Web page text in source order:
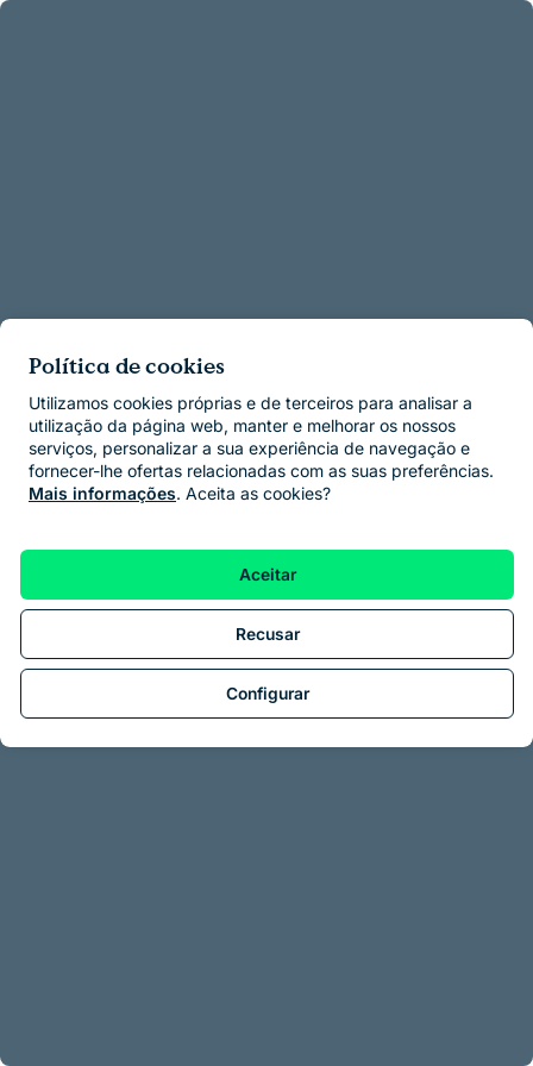
Política de cookies
Utilizamos cookies próprias e de terceiros para analisar a
utilização da página web, manter e melhorar os nossos
serviços, personalizar a sua experiência de navegação e
fornecer-lhe ofertas relacionadas com as suas preferências.
Mais informações. Aceita as cookies?
Configurar
Recusar
Aceitar